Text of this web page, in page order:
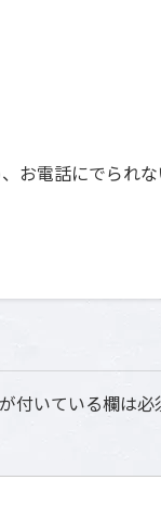
お電話にでられな
が付いている欄は必